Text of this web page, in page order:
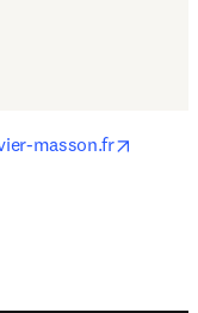
masson.fr